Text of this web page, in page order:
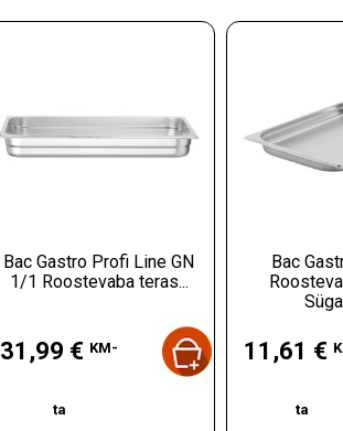
Bac Gastro Profi Line GN
1/1 Roostevaba teras...
31,99 € KM-
ta
Bac
11,61 €
ta